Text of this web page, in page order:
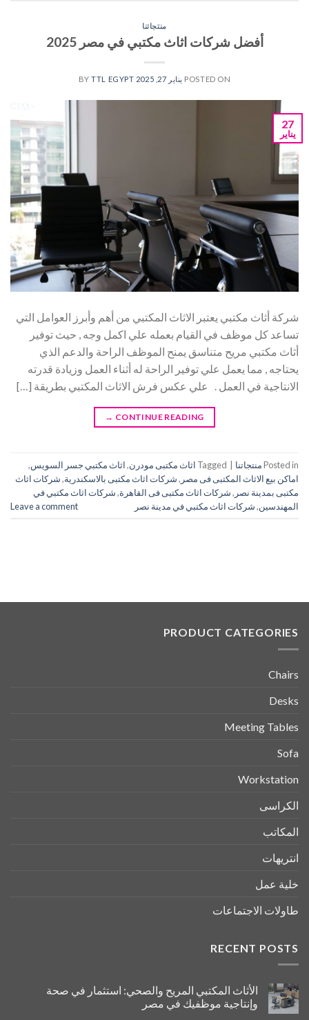
منتجاتنا
أفضل شركات اثاث مكتبي في مصر 2025
POSTED ON يناير 27, 2025 TTL EGYPT
27
يناير
شركة أثاث مكتبي يعتبر الاثاث المكتبي من أهم وأبرز العوامل التي
تساعد كل موظف في القيام بعمله علي اكمل وجه , حيث توفير
أثاث مكتبي مريح متناسق يمنح الموظف الراحة والدعم الذي
يحتاجه , مما يعمل علي توفير الراحة له أثناء العمل وزيادة قدرته
الانتاجية في العمل . علي عكس فرش الاثاث المكتبي بطريقة […]
CONTINUE READING
→
Posted inمنتجاتنا Tagged اثاث مكتبى مودرن,اثاث مكتبي جسر السويس,
اماكن بيع الاثاث المكتبى فى مصر ,شركات اثاث مكتبى بالاسكندرية,شركات اثاث
مكتبى بمدينة نصر ,شركات اثاث مكتبى فى القاهرة,شركات اثاث مكتبي في
المهندسين,شركات اثاث مكتبي في مدينة نصر Leave a comment
PRODUCT CATEGORIES
Chairs
Desks
Meeting Tables
Sofa
Workstation
الكراسى
المكاتب
انتريهات
خلية عمل
طاولات الاجتماعات
RECENT POSTS
الأثاث المكتبي المريح والصحي: استثمار في صحة
وإنتاجية موظفيك في مصر